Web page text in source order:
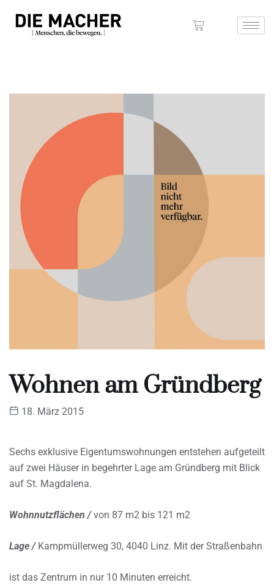
Wohnen am Gründberg
18. März 2015
Sechs exklusive Eigentumswohnungen entstehen aufgeteilt
auf zwei Häuser in begehrter Lage am Gründberg mit Blick
auf St. Magdalena.
Wohnnutzflächen /von 87 m2 bis 121 m2
Lage /Kampmüllerweg 30, 4040 Linz. Mit der Straßenbahn
ist das Zentrum in nur 10 Minuten erreicht.